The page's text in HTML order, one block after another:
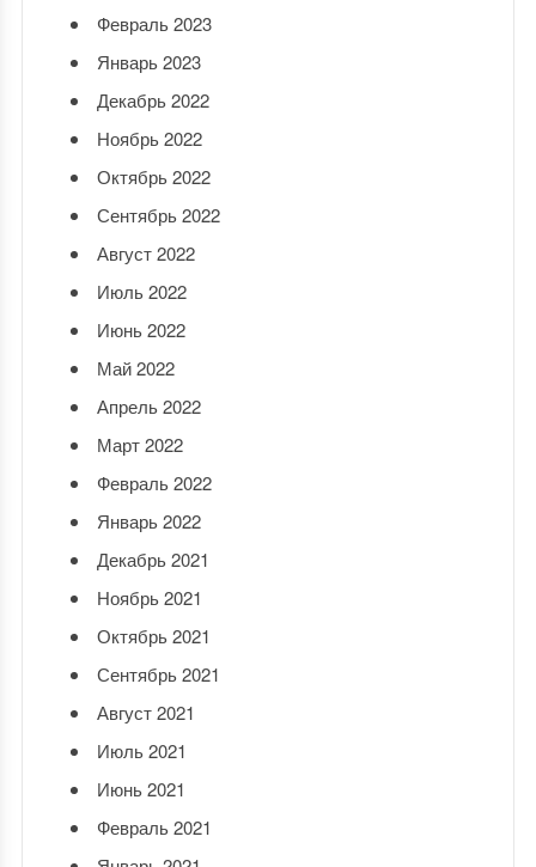
Февраль 2023
Январь 2023
Декабрь 2022
Ноябрь 2022
Октябрь 2022
Сентябрь 2022
Август 2022
Июль 2022
Июнь 2022
Май 2022
Апрель 2022
Март 2022
Февраль 2022
Январь 2022
Декабрь 2021
Ноябрь 2021
Октябрь 2021
Сентябрь 2021
Август 2021
Июль 2021
Июнь 2021
Февраль 2021